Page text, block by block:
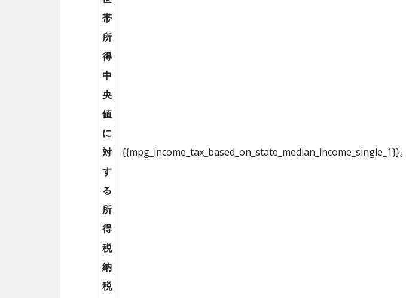
帯
所
得
中
央
値
に
対
す
る
所
得
税
納
税
{{mpg_income_tax_based_on_state_median_income_single_1}}。